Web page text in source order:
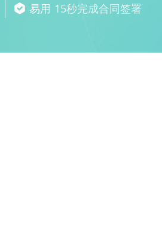
易用 15秒完成合同签署